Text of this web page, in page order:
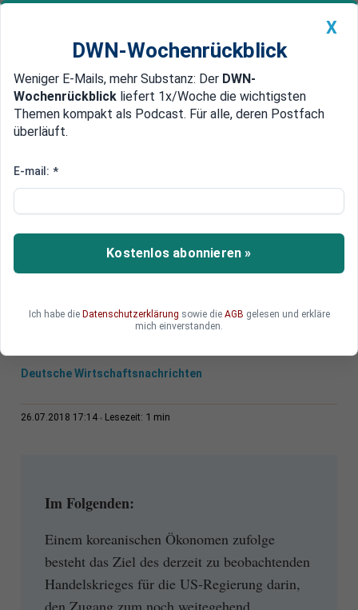
Newsticker MEIN DWN: Geldanlage Premium
Edelmetalle DWN-Magazin China
Sinn des Handelskriegs
Ökonom: USA wollen Zugang zu
Chinas Finanzsystem
Einem koreanischen Ökonomen zufolge besteht
Deutsche Wirtschaftsnachrichten
26.07.2018 17:14 Lesezeit: 1 min
Im Folgenden:
Einem koreanischen Ökonomen zufolge
besteht das Ziel des derzeit zu beobachtenden
Handelskrieges für die US-Regierung darin,
den Zugang zum noch weitegehend
X
DWN-Wochenrückblick
Weniger E-Mails, mehr Substanz: Der DWN-
Wochenrückblick liefert 1x/Woche die wichtigsten
Themen kompakt als Podcast. Für alle, deren Postfach
überläuft.
E-mail: *
Kostenlos abonnieren »
Ich habe die Datenschutzerklärung sowie die AGB gelesen und erkläre
mich einverstanden.